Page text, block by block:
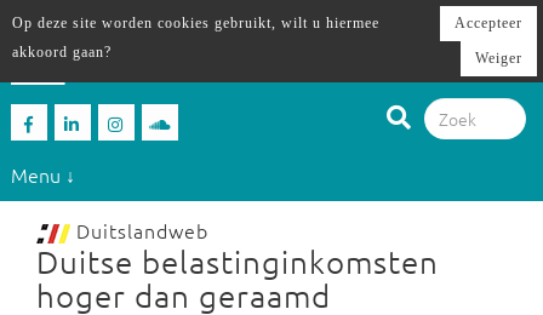
Menu ↓
Duitslandweb
Duitse belastinginkomsten
hoger dan geraamd
Op deze site worden cookies gebruikt, wilt u hiermee
akkoord gaan?
Accepteer
Weiger